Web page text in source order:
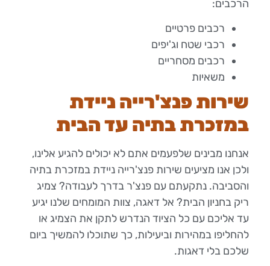
הרכבים:
רכבים פרטיים
רכבי שטח וג'יפים
רכבים מסחריים
משאיות
שירות פנצ'רייה ניידת
במזכרת בתיה עד הבית
אנחנו מבינים שלפעמים אתם לא יכולים להגיע אלינו,
ולכן אנו מציעים שירות פנצ'רייה ניידת במזכרת בתיה
והסביבה. נתקעתם עם פנצ'ר בדרך לעבודה? צמיג
ריק בחניון הבית? אל דאגה, צוות המומחים שלנו יגיע
עד אליכם עם כל הציוד הנדרש לתקן את הצמיג או
להחליפו במהירות וביעילות, כך שתוכלו להמשיך ביום
שלכם בלי דאגות.